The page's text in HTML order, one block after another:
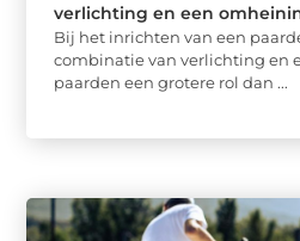
verlichting en een
Bij het inrichten van een
combinatie van verlichting en
paarden een grotere rol dan ...